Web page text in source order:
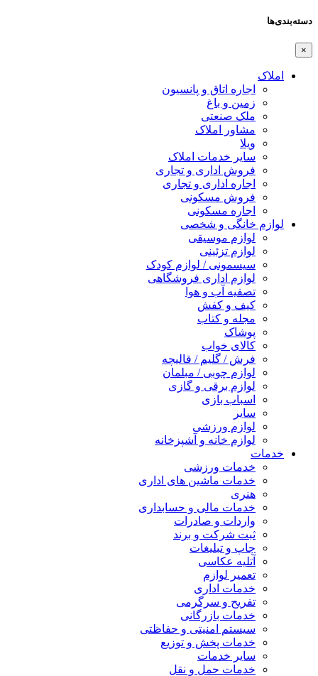
دسته‌بندی‌ها
×
املاک
اجاره اتاق و پانسیون
زمین و باغ
ملک صنعتی
مشاور املاک
ویلا
سایر خدمات املاک
فروش اداری و تجاری
اجاره اداری و تجاری
فروش مسکونی
اجاره مسکونی
لوازم خانگی و شخصی
لوازم موسیقی
لوازم تزئینی
سیسمونی / لوازم کودک
لوازم اداری فروشگاهی
تصفیه آب و هوا
کیف و کفش
مجله و کتاب
پوشاک
کالای خواب
فرش / گلیم / قالیچه
لوازم چوبی / مبلمان
لوازم برقی و گازی
اسباب بازی
سایر
لوازم ورزشی
لوازم خانه و آشپزخانه
خدمات
خدمات ورزشی
خدمات ماشین های اداری
هنری
خدمات مالی و حسابداری
واردات و صادرات
ثبت شرکت و برند
چاپ و تبلیغات
آتلیه عکاسی
تعمیر لوازم
خدمات اداری
تفریح و سرگرمی
خدمات بازرگانی
سیستم امنیتی و حفاظتی
خدمات پخش و توزیع
سایر خدمات
خدمات حمل و نقل